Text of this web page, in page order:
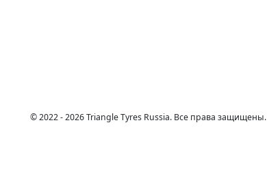
© 2022 - 2026 Triangle Tyres Russia. Все права защищены.